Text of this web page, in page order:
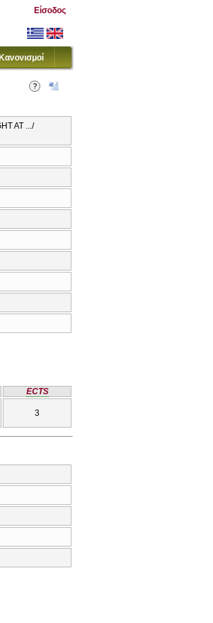
Είσοδος
Κανονισμοί
AT .../
ECTS
3